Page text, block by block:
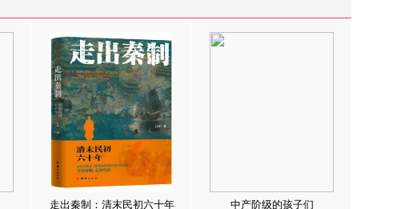
走出秦制：清末民初六十年 中产阶级的孩子们